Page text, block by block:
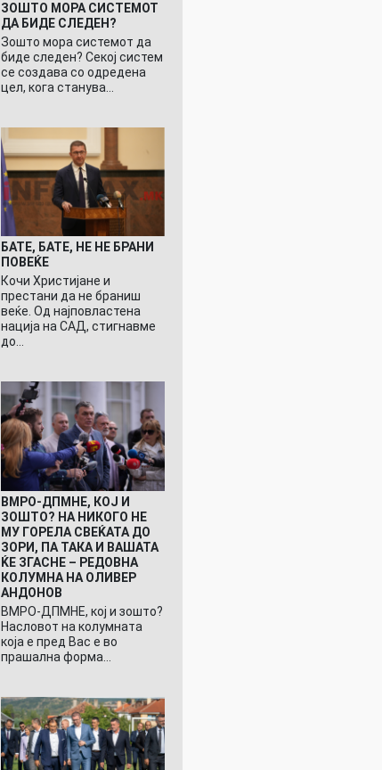
ЗОШТО МОРА СИСТЕМОТ
ДА БИДЕ СЛЕДЕН?
Зошто мора системот да
биде следен? Секој систем
се создава со одредена
цел, кога станува…
БАТЕ, БАТЕ, НЕ НЕ БРАНИ
ПОВЕЌЕ
Кочи Христијане и
престани да не браниш
веќе. Од најповластена
нација на САД, стигнавме
до…
ВМРО-ДПМНЕ, КОЈ И
ЗОШТО? НА НИКОГО НЕ
МУ ГОРЕЛА СВЕЌАТА ДО
ЗОРИ, ПА ТАКА И ВАШАТА
ЌЕ ЗГАСНЕ – РЕДОВНА
КОЛУМНА НА ОЛИВЕР
АНДОНОВ
ВМРО-ДПМНЕ, кој и зошто?
Насловот на колумната
која е пред Вас е во
прашална форма…